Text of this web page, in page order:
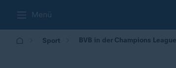
Menü
Sport BVB in der Champions